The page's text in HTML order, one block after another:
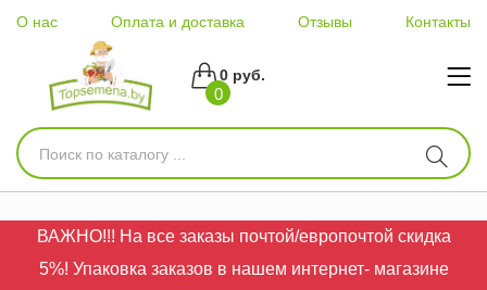
О нас Оплата и доставка Отзывы Контакты
0
0 руб.
ВАЖНО!!! На все заказы почтой/европочтой скидка
5%! Упаковка заказов в нашем интернет- магазине